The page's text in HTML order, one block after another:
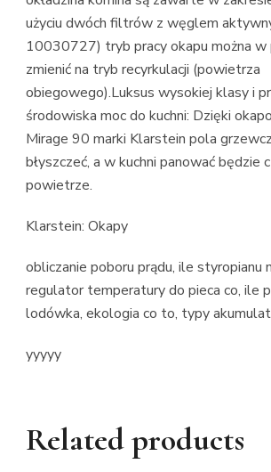
użyciu dwóch filtrów z węglem
10030727) tryb pracy okapu można
zmienić na tryb recyrkulacji (powietrza
obiegowego).Luksus wysokiej klasy i
środowiska moc do kuchni: Dzięki
Mirage 90 marki Klarstein pola
błyszczeć, a w kuchni panować będzie
powietrze.
Klarstein: Okapy
obliczanie poboru prądu, ile styropianu
regulator temperatury do pieca co, ile
lodówka, ekologia co to, typy
yyyyy
Related products